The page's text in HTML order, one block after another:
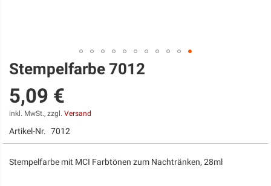
Zum
Anfang
der
Bildgalerie
springen
Stempelfarbe 7012
5,09 €
inkl. MwSt., zzgl. Versand
Artikel-Nr. 7012
Stempelfarbe mit MCI Farbtönen zum Nachtränken, 28ml